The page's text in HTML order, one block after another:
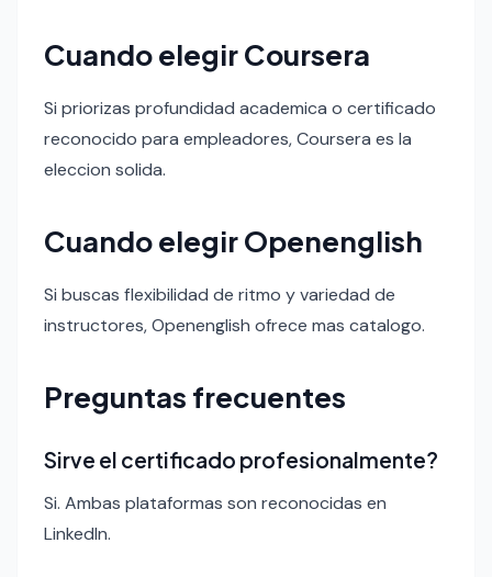
Cuando elegir Coursera
Si priorizas profundidad academica o certificado
reconocido para empleadores, Coursera es la
eleccion solida.
Cuando elegir Openenglish
Si buscas flexibilidad de ritmo y variedad de
instructores, Openenglish ofrece mas catalogo.
Preguntas frecuentes
Sirve el certificado profesionalmente?
Si. Ambas plataformas son reconocidas en
LinkedIn.